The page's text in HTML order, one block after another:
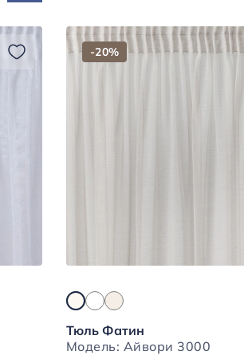
-20%
Тюль Фатин
Модель: Айвори 3000